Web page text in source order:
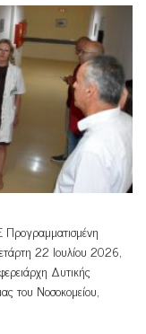
22 Ιουλίου 2026,
Δυτικής
του Νοσοκομείου,